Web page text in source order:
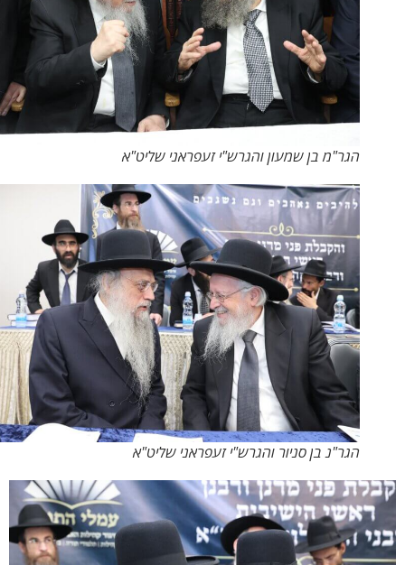
הגר"מ בן שמעון והגרש"י זעפראני שליט"א
הגר"נ בן סניור והגרש"י זעפראני שליט"א